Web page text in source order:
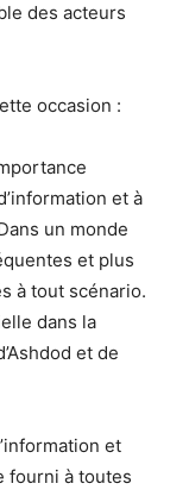
des acteurs
occasion :
et à
un monde
et plus
à tout scénario.
dans la
et de
et
fourni à toutes